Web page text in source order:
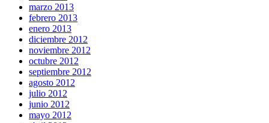
marzo 2013
febrero 2013
enero 2013
diciembre 2012
noviembre 2012
octubre 2012
septiembre 2012
agosto 2012
julio 2012
junio 2012
mayo 2012